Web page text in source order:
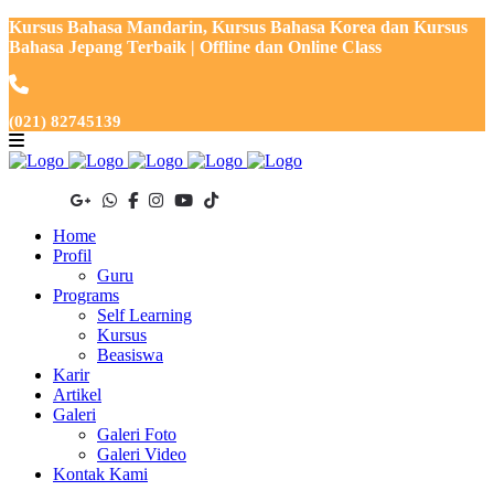
Kursus Bahasa Mandarin, Kursus Bahasa Korea dan Kursus
Bahasa Jepang Terbaik | Offline dan Online Class
(021) 82745139
Home
Profil
Guru
Programs
Self Learning
Kursus
Beasiswa
Karir
Artikel
Galeri
Galeri Foto
Galeri Video
Kontak Kami